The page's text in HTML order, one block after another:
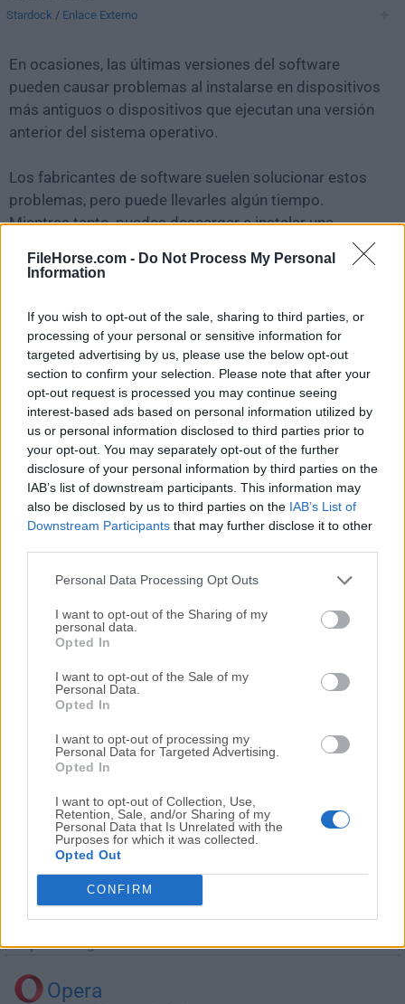
FileHorse.com - Do Not Process My Personal
Information
If you wish to opt-out of the sale, sharing to third parties, or
processing of your personal or sensitive information for
targeted advertising by us, please use the below opt-out
section to confirm your selection. Please note that after your
opt-out request is processed you may continue seeing
interest-based ads based on personal information utilized by
us or personal information disclosed to third parties prior to
your opt-out. You may separately opt-out of the further
disclosure of your personal information by third parties on the
IAB’s list of downstream participants. This information may
also be disclosed by us to third parties on the IAB’s List of
Downstream Participants that may further disclose it to other
Personal Data Processing Opt Outs
I want to opt-out of the Sharing of my
personal data.
Opted In
I want to opt-out of the Sale of my
Personal Data.
Opted In
I want to opt-out of processing my
Personal Data for Targeted Advertising.
Opted In
I want to opt-out of Collection, Use,
Retention, Sale, and/or Sharing of my
Personal Data that Is Unrelated with the
Purposes for which it was collected.
Opted Out
CONFIRM
Stardock / Enlace Externo
En ocasiones, las últimas versiones del software
pueden causar problemas al instalarse en dispositivos
más antiguos o dispositivos que ejecutan una versión
anterior del sistema operativo.
Los fabricantes de software suelen solucionar estos
problemas, pero puede llevarles algún tiempo.
Mientras tanto, puedes descargar e instalar una
reciente de WindowBlindso leer nuestra reseña,
simplemente hazclic aquí .
Todas las versiones antiguas distribuidas en nuestro
sitio web son completamente libres de virus y están
disponibles para su descarga sin costo alguno.
Nos encantaría saber de ti
Si tienes alguna pregunta o idea que desees compartir
Descargar WindowBlinds 7.2
¿Por qué se publica esta aplicación en Filehorse? (
información)
Top Descargas
Opera